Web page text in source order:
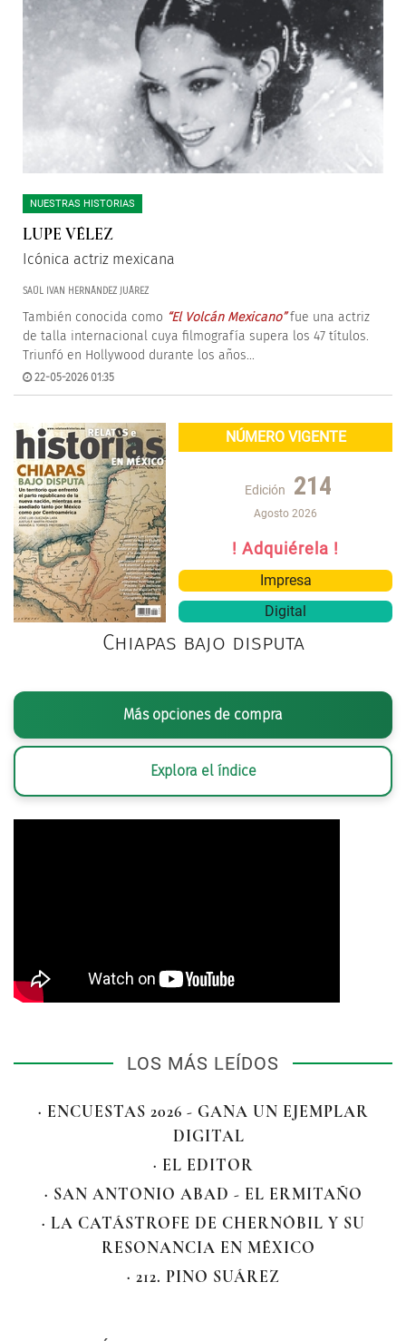
NUESTRAS HISTORIAS
LUPE VÉLEZ
Icónica actriz mexicana
SAÚL IVAN HERNÁNDEZ JUÁREZ
También conocida como “El Volcán Mexicano”fue una actriz
de talla internacional cuya filmografía supera los 47 títulos.
Triunfó en Hollywood durante los años...
22-05-2026 01:35
NÚMERO VIGENTE
Edición 214
Agosto 2026
! Adquiérela !
Impresa
Digital
Chiapas bajo disputa
Más opciones de compra
Explora el índice
LOS MÁS LEÍDOS
· ENCUESTAS 2026 - GANA UN EJEMPLAR
DIGITAL
· EL EDITOR
· SAN ANTONIO ABAD - EL ERMITAÑO
· LA CATÁSTROFE DE CHERNÓBIL Y SU
RESONANCIA EN MÉXICO
· 212. PINO SUÁREZ